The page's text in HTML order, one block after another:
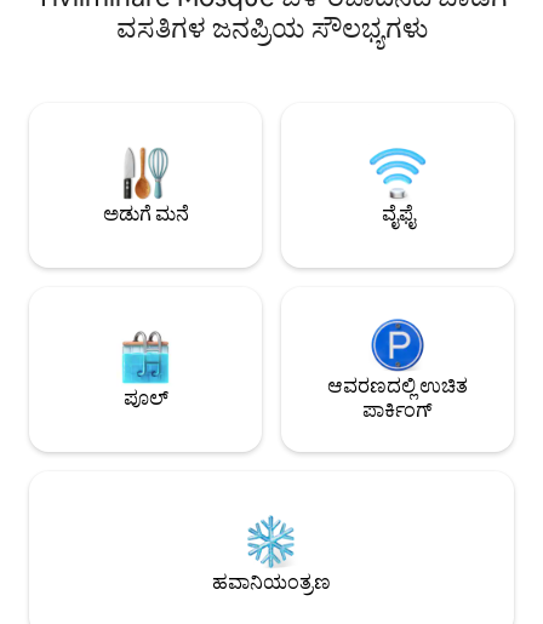
ಆಧುನೀಕರಿಸಿದ ಪೀಠೋಪಕರಣಗಳು ಮತ್ತು
ಹವಾನಿಯಂತ್ರಣಗಳು. ಸುತ್ತಮುತ್ತ ಟನ್‌ಗಟ್ಟಲೆ
ನಿಮ್ಮದೇ ಆಗಿರುತ್ತದೆ. ಧೂಮಪಾನ ಮಾಡಬೇಡಿ! PS.
ಈ ಅಪಾರ್ಟ್‌ಮೆಂಟ್ 2ನೇ ಮಹಡಿಯಲ್ಲಿದೆ ಲಾಂಡ್ರಿ
ಪ್ರತಿ ಪ್ಯಾಕೇಜ್‌ಗೆ 400TL ಆಗಿದೆ.
(TOSHİBA).
ಉದ್ಯಾನದಲ್ಲಿ
ಭೋಜನವನ್ನು ತಿನ್ನಬಹುದು. -
ನಿಮಿಷಗಳು
ವಸತಿಗಳ ಜನಪ್ರಿಯ ಸೌಲಭ್ಯಗಳು
ಅಡುಗೆ ಮನೆ ವೈಫೈ
ಪೂಲ್
ಆವರಣದಲ್ಲಿ ಉಚಿತ
ಪಾರ್ಕಿಂಗ್
ಹವಾನಿಯಂತ್ರಣ